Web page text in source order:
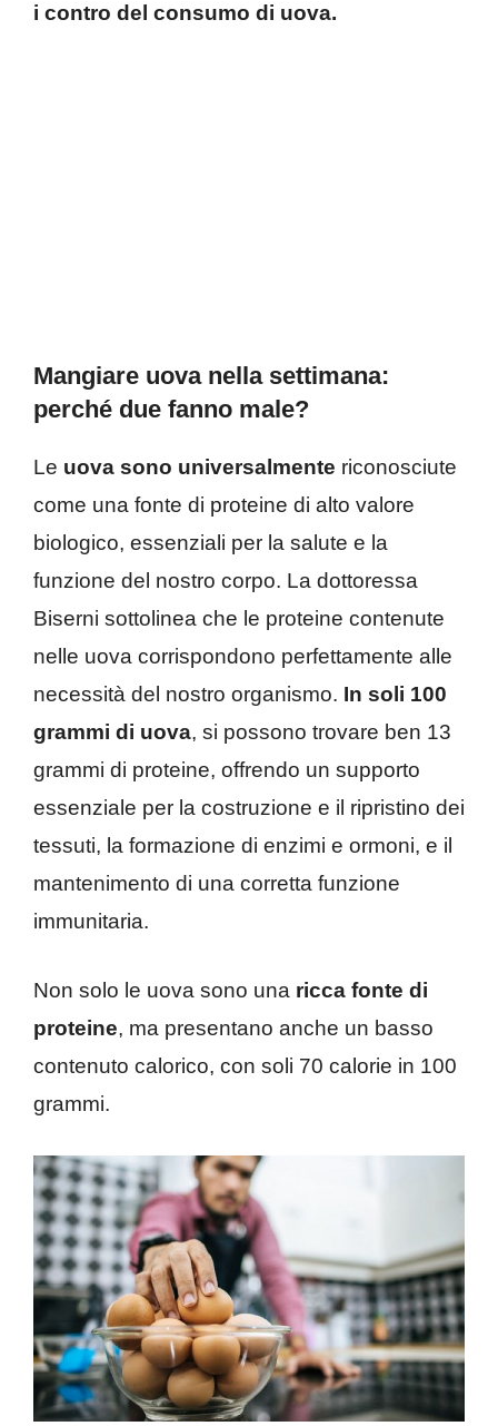
i contro del consumo di uova.
Mangiare uova nella settimana:
perché due fanno male?
Le uova sono universalmente riconosciute
come una fonte di proteine di alto valore
biologico, essenziali per la salute e la
funzione del nostro corpo. La dottoressa
Biserni sottolinea che le proteine contenute
nelle uova corrispondono perfettamente alle
necessità del nostro organismo. In soli 100
grammi di uova, si possono trovare ben 13
grammi di proteine, offrendo un supporto
essenziale per la costruzione e il ripristino dei
tessuti, la formazione di enzimi e ormoni, e il
mantenimento di una corretta funzione
immunitaria.
Non solo le uova sono una ricca fonte di
proteine, ma presentano anche un basso
contenuto calorico, con soli 70 calorie in 100
grammi.